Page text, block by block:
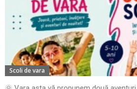
Scoli de vara